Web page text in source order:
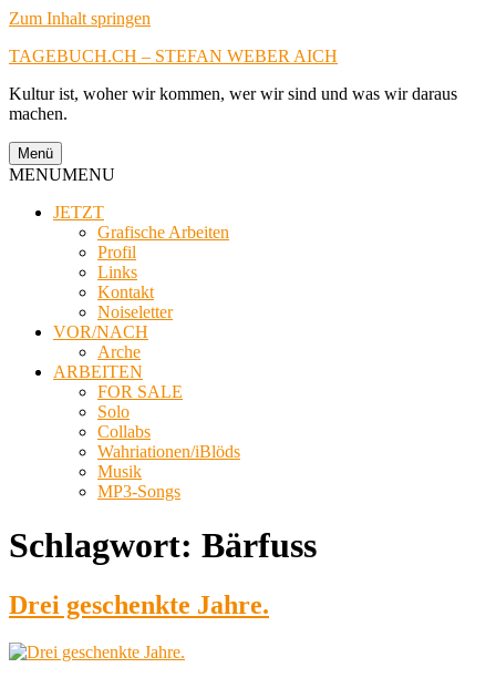
Zum Inhalt springen
TAGEBUCH.CH – STEFAN WEBER AICH
Kultur ist, woher wir kommen, wer wir sind und was wir daraus
machen.
Menü
MENUMENU
JETZT
Grafische Arbeiten
Profil
Links
Kontakt
Noiseletter
VOR/NACH
Arche
ARBEITEN
FOR SALE
Solo
Collabs
Wahriationen/iBlöds
Musik
MP3-Songs
Schlagwort: Bärfuss
Drei geschenkte Jahre.